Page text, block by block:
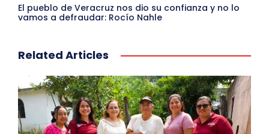
El pueblo de Veracruz nos dio su confianza y no lo
vamos a defraudar: Rocío Nahle
Related Articles